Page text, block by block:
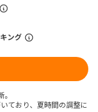
ング
ており、夏時間の調整に